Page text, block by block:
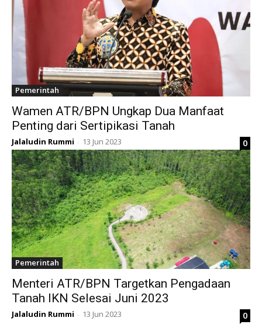
Pemerintah
Wamen ATR/BPN Ungkap Dua Manfaat
Penting dari Sertipikasi Tanah
Jalaludin Rummi - 13 Jun 2023 0
Pemerintah
Menteri ATR/BPN Targetkan Pengadaan
Tanah IKN Selesai Juni 2023
Jalaludin Rummi - 13 Jun 2023 0